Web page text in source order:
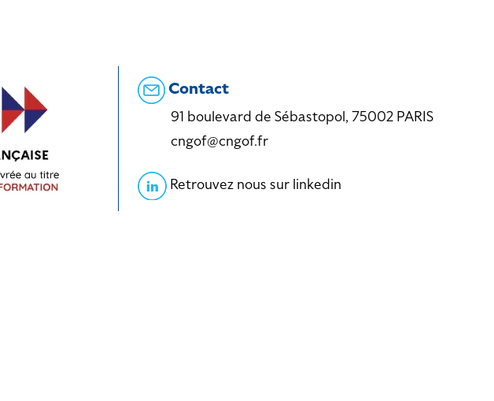
Contact
91 boulevard de Sébastopol, 75002 PARIS
cngof@cngof.fr
Retrouvez nous sur linkedin